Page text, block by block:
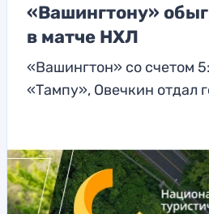
«Вашингтону»
в матче НХЛ
«Вашингтон» со счетом
«Тампу», Овечкин отдал